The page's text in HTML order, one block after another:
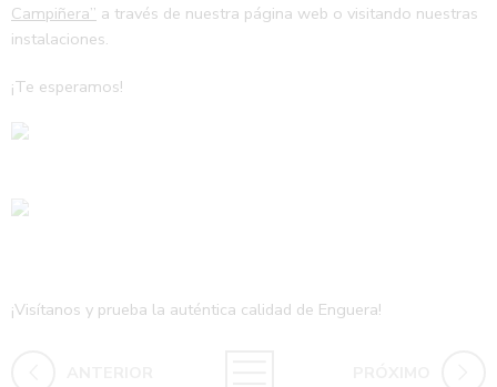
Campiñera” a través de nuestra página web o visitando nuestras
instalaciones.
¡Te esperamos!
¡Visítanos y prueba la auténtica calidad de Enguera!